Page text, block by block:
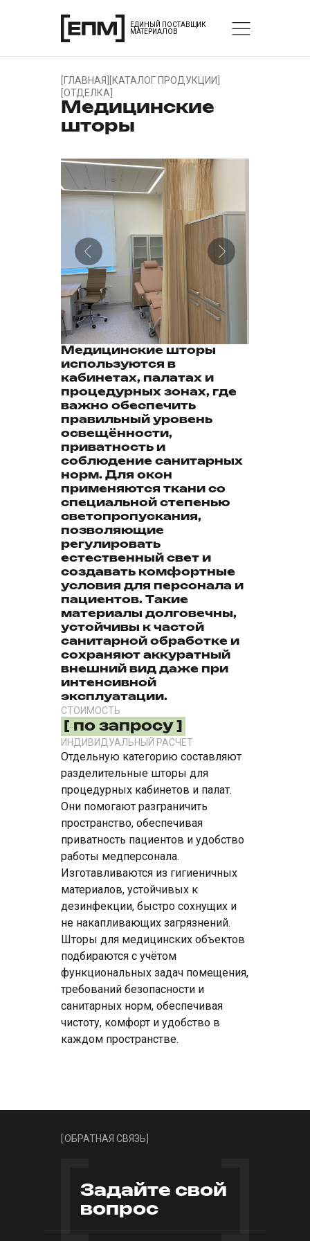
ЕДИНЫЙ ПОСТАВЩИК
МАТЕРИАЛОВ
ГЛАВНАЯ КАТАЛОГ ПРОДУКЦИИ
ОТДЕЛКА
Медицинские
шторы
Медицинские шторы
используются в
кабинетах, палатах и
процедурных зонах, где
важно обеспечить
правильный уровень
освещённости,
приватность и
соблюдение санитарных
норм. Для окон
применяются ткани со
специальной степенью
светопропускания,
позволяющие
регулировать
естественный свет и
создавать комфортные
условия для персонала и
пациентов. Такие
материалы долговечны,
устойчивы к частой
санитарной обработке и
сохраняют аккуратный
внешний вид даже при
интенсивной
эксплуатации.
СТОИМОСТЬ
[ по запросу ]
ИНДИВИДУАЛЬНЫЙ РАСЧЕТ
Отдельную категорию составляют
разделительные шторы для
процедурных кабинетов и палат.
Они помогают разграничить
пространство, обеспечивая
приватность пациентов и удобство
работы медперсонала.
Изготавливаются из гигиеничных
материалов, устойчивых к
дезинфекции, быстро сохнущих и
не накапливающих загрязнений.
Шторы для медицинских объектов
подбираются с учётом
функциональных задач помещения,
требований безопасности и
санитарных норм, обеспечивая
чистоту, комфорт и удобство в
каждом пространстве.
Задайте свой
вопрос
ОБРАТНАЯ СВЯЗЬ